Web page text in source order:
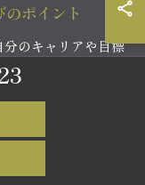
ポイント
のキャリアや目標
際には、資格の認
髪の基礎知識だけ
の技術動向まで幅